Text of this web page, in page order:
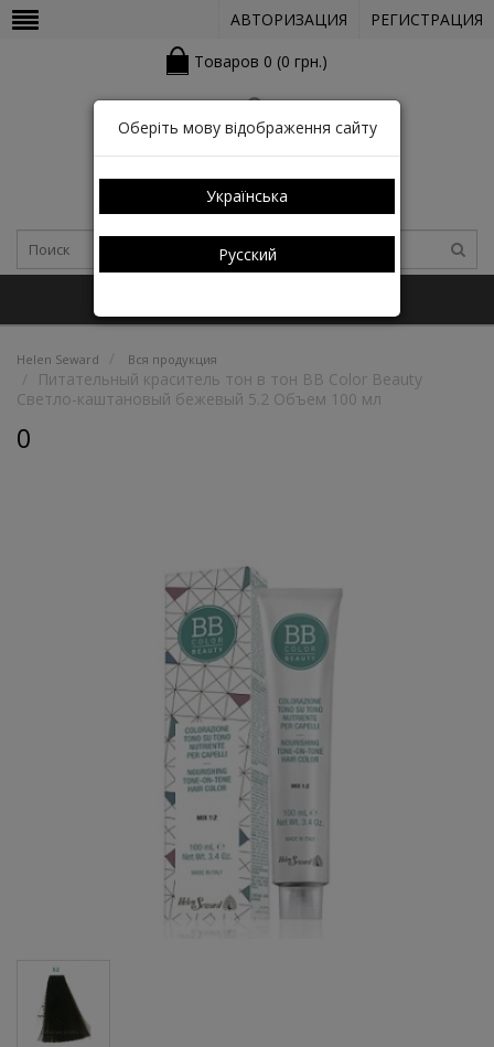
АВТОРИЗАЦИЯ
РЕГИСТРАЦИЯ
Товаров 0 (0 грн.)
Helen Seward Вся продукция
Питательный краситель тон в тон BB Color Beauty
Светло-каштановый бежевый 5.2 Объем 100 мл
0
Оберіть мову відображення сайту
Українська
Русский